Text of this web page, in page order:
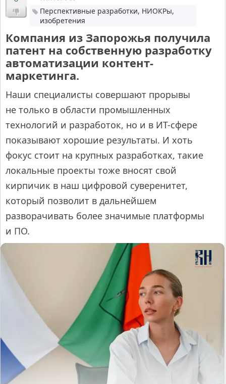
Перспективные разработки, НИОКРы,
изобретения
Компания из Запорожья получила
патент на собственную разработку
автоматизации контент-
маркетинга.
Наши специалисты совершают прорывы
не только в области промышленных
технологий и разработок, но и в ИТ-сфере
показывают хорошие результаты. И хоть
фокус стоит на крупных разработках, такие
локальные проекты тоже вносят свой
кирпичик в наш цифровой суверенитет,
который позволит в дальнейшем
разворачивать более значимые платформы
и ПО.